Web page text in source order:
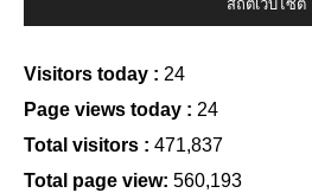
สถิติเว็บไซต์
Visitors today : 24
Page views today : 24
Total visitors : 471,837
Total page view: 560,193